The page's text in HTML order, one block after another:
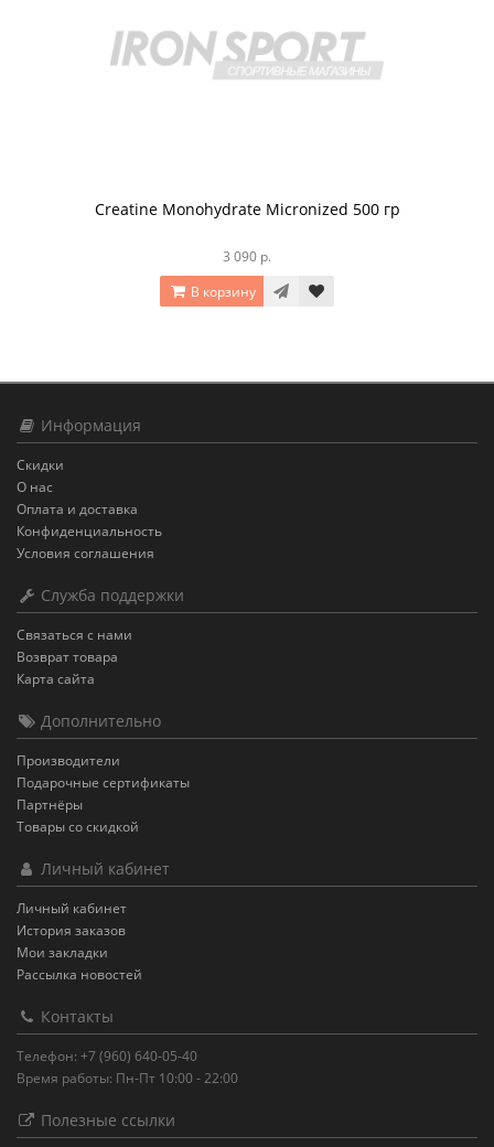
Creatine Monohydrate Micronized 500 гр
3 090 р.
В корзину
Информация
Скидки
О нас
Оплата и доставка
Конфиденциальность
Условия соглашения
Служба поддержки
Связаться с нами
Возврат товара
Карта сайта
Дополнительно
Производители
Подарочные сертификаты
Партнёры
Товары со скидкой
Личный кабинет
Личный кабинет
История заказов
Мои закладки
Рассылка новостей
Контакты
Телефон: +7 (960) 640-05-40
Время работы: Пн-Пт 10:00 - 22:00
Полезные ссылки